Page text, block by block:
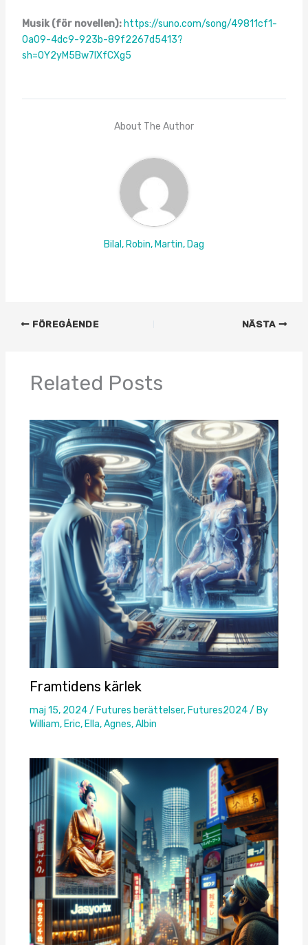
Musik (för novellen):https://suno.com/song/49811cf1-
0a09-4dc9-923b-89f2267d5413?
sh=OY2yM5Bw7lXfCXg5
About The Author
Bilal, Robin, Martin, Dag
FÖREGÅENDE NÄSTA
Related Posts
Framtidens kärlek
maj 15, 2024/ Futures berättelser, Futures2024/ By
William, Eric, Ella, Agnes, Albin